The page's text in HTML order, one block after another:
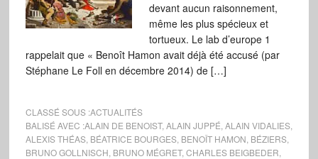
devant aucun raisonnement,
même les plus spécieux et
tortueux. Le lab d’europe 1
rappelait que « Benoît Hamon avait déjà été accusé (par
Stéphane Le Foll en décembre 2014) de […]
CLASSÉ SOUS :ACTUALITÉS
BALISÉ AVEC :ALAIN DE BENOIST, ALAIN JUPPÉ ALAIN VIDALIES,
ALEXIS THÉAS, BÉATRICE BOURGES, BENOÎT HAMON BÉZIERS,
BRUNO GOLLNISCH BRUNO MÉGRET, CHARLES BEIGBEDER